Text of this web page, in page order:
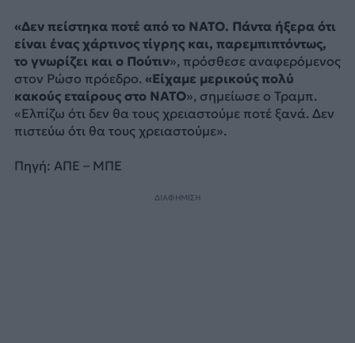
«Δεν πείστηκα ποτέ από το NATO. Πάντα ήξερα ότι
είναι ένας χάρτινος τίγρης και, παρεμπιπτόντως,
το γνωρίζει και ο Πούτιν», πρόσθεσε αναφερόμενος
στον Ρώσο πρόεδρο. «Είχαμε μερικούς πολύ
κακούς εταίρους στο NATO», σημείωσε ο Τραμπ.
«Ελπίζω ότι δεν θα τους χρειαστούμε ποτέ ξανά. Δεν
πιστεύω ότι θα τους χρειαστούμε».
Πηγή: ΑΠΕ – ΜΠΕ
ΔΙΑΦΗΜΙΣΗ